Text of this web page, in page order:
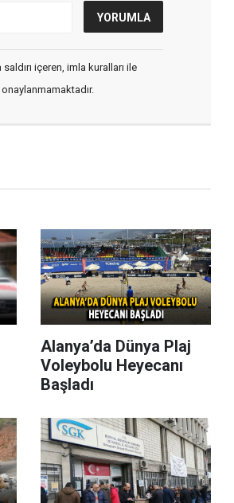
içeren, imla kuralları ile
Alanya’da Dünya Plaj
Voleybolu Heyecanı
Başladı